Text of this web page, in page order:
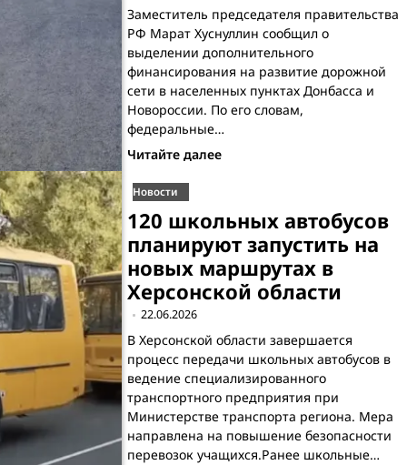
Заместитель председателя правительства
РФ Марат Хуснуллин сообщил о
выделении дополнительного
финансирования на развитие дорожной
сети в населенных пунктах Донбасса и
Новороссии. По его словам,
федеральные…
Читайте далее
Новости
120 школьных автобусов
планируют запустить на
новых маршрутах в
Херсонской области
22.06.2026
В Херсонской области завершается
процесс передачи школьных автобусов в
ведение специализированного
транспортного предприятия при
Министерстве транспорта региона. Мера
направлена на повышение безопасности
перевозок учащихся.Ранее школьные…